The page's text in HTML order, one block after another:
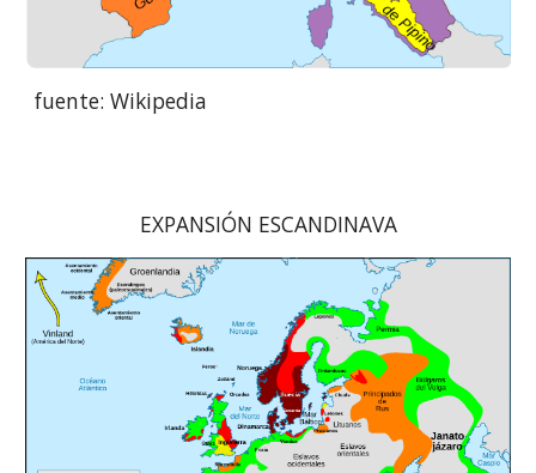
fuente: Wikipedia
EXPANSIÓN ESCANDINAVA